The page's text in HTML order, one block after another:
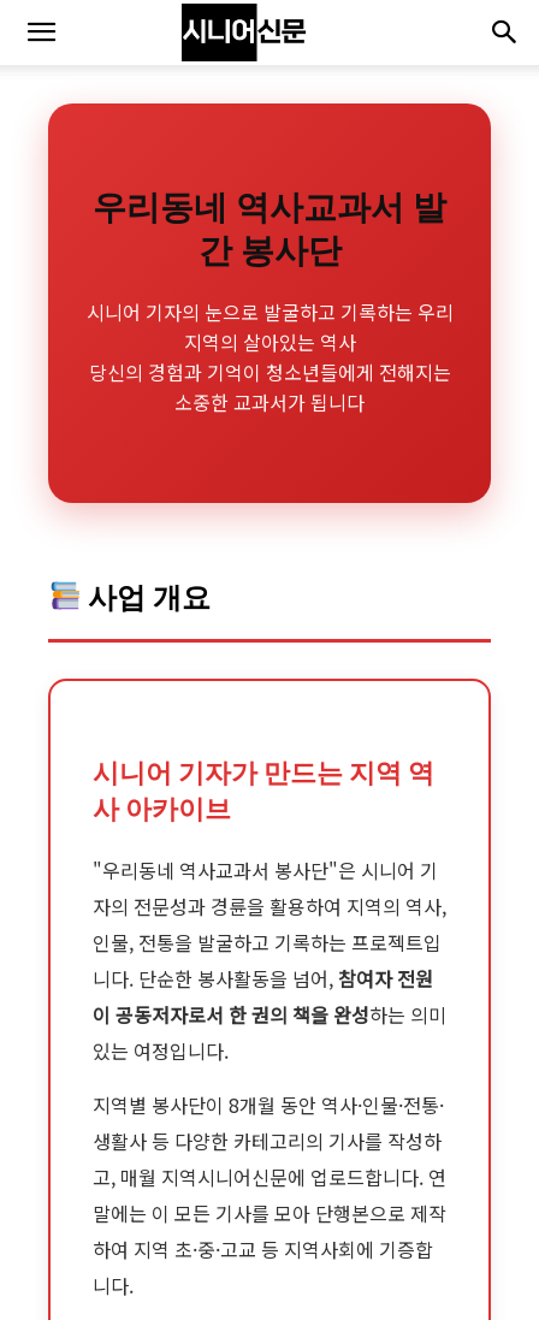
우리동네 역사교과서 발
간 봉사단
시니어 기자의 눈으로 발굴하고 기록하는 우리
지역의 살아있는 역사
당신의 경험과 기억이 청소년들에게 전해지는
소중한 교과서가 됩니다
사업 개요
시니어 기자가 만드는 지역 역
사 아카이브
"우리동네 역사교과서 봉사단"은 시니어 기
자의 전문성과 경륜을 활용하여 지역의 역사,
인물, 전통을 발굴하고 기록하는 프로젝트입
니다. 단순한 봉사활동을 넘어,참여자 전원
이 공동저자로서 한 권의 책을 완성하는 의미
있는 여정입니다.
지역별 봉사단이 8개월 동안 역사·인물·전통·
생활사 등 다양한 카테고리의 기사를 작성하
고, 매월 지역시니어신문에 업로드합니다. 연
말에는 이 모든 기사를 모아 단행본으로 제작
하여 지역 초·중·고교 등 지역사회에 기증합
니다.